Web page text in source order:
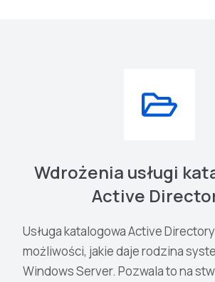
Wdrożenia usługi
Active
Usługa katalogowa Active
możliwości, jakie daje rodzina
Windows Server. Pozwala to na